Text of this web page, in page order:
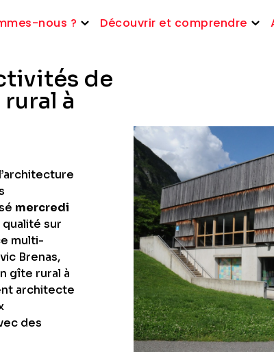
nous ? Découvrir et comprendre
de
à
mercredi
sur
multi-
Brenas,
gîte rural à
architecte
des